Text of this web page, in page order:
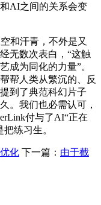
AI之间的关系会变
和汗青，不外是又
无数次表白，“这触
为同化的力量”。
帮人类从繁沉的、反
到了典范科幻片子
。我们也必需认可，
付与了AI“正在
练习生。
化 下一篇： 由于截